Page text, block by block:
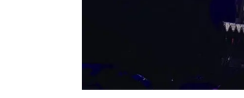
2024.6.9